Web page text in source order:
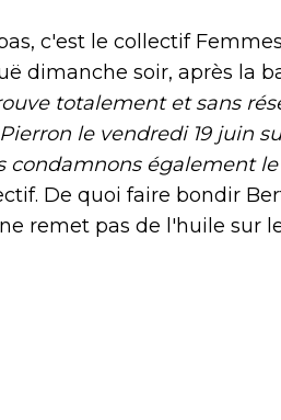
c'est le collectif
dimanche soir, après la
totalement et sans
le vendredi 19 juin
condamnons également
De quoi faire bondir
remet pas de l'huile sur